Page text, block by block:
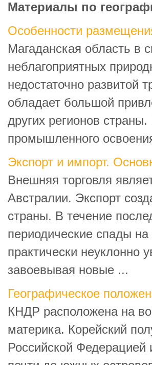
Материалы по
Особенности
Магаданская область в
неблагоприятных
недостаточно развитой
обладает большой
других регионов
промышленного
Экспорт и импорт.
Внешняя торговля
Австралии. Экспорт
страны. В течение
периодические спады
практически неуклонно
завоевывая новые ...
Географическое
КНДР расположена на
материка. Корейский
Российской Федерацией